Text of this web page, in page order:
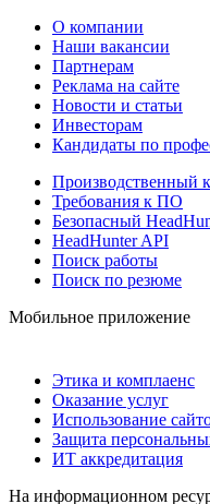
О компании
Наши вакансии
Партнерам
Реклама на сайте
Новости и статьи
Инвесторам
Кандидаты по
Производственный
Требования к ПО
Безопасный
HeadHunter API
Поиск работы
Поиск по резюме
Мобильное приложение
Этика и комплаенс
Оказание услуг
Использование
Защита
ИТ аккредитация
На информационном